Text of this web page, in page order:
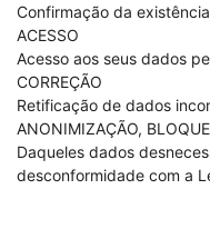
Confirmação da
ACESSO
Acesso aos seus dados
CORREÇÃO
Retificação de dados
ANONIMIZAÇÃO,
Daqueles dados
desconformidade com a